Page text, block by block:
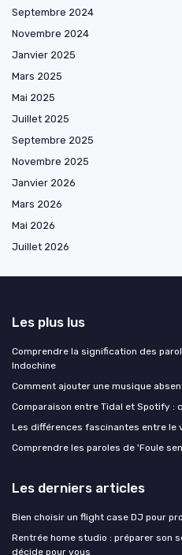
Septembre 2024
Novembre 2024
Janvier 2025
Mars 2025
Mai 2025
Juillet 2025
Septembre 2025
Novembre 2025
Janvier 2026
Mars 2026
Mai 2026
Juillet 2026
Les plus lus
Comprendre la signification des
Indochine
Comment ajouter une musique
Comparaison entre Tidal et Spotify :
Les différences fascinantes entre le
Comprendre les paroles de 'Foule
Les derniers articles
Bien choisir un flight case DJ pour
Rentrée home studio : préparer son
décide pour vous